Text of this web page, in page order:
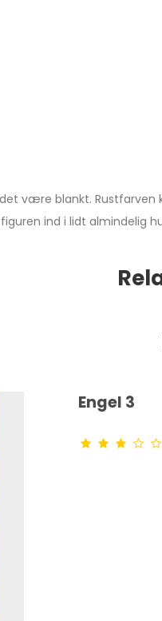
være blankt.
ind i lidt almindelig
Engel 3